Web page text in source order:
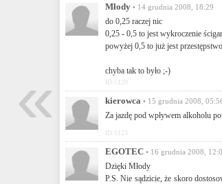
Młody • 14 grudnia 2008, 18:29
do 0,25 raczej nic
0,25 - 0,5 to jest wykroczenie
powyżej 0,5 to już jest
chyba tak to było ;-)
ID:5120
kierowca • 15 grudnia 2008,
Za jazdę pod wpływem alkoholu
ID:5123
EGOTEC • 16 grudnia 2008,
Dzięki Młody
P.S. Nie sądzicie, że skoro
«